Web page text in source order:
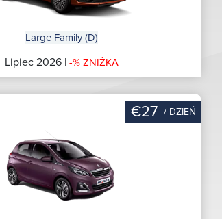
Large Family (D)
Lipiec 2026 | -% ZNIŻKA
€27 / DZIEŃ